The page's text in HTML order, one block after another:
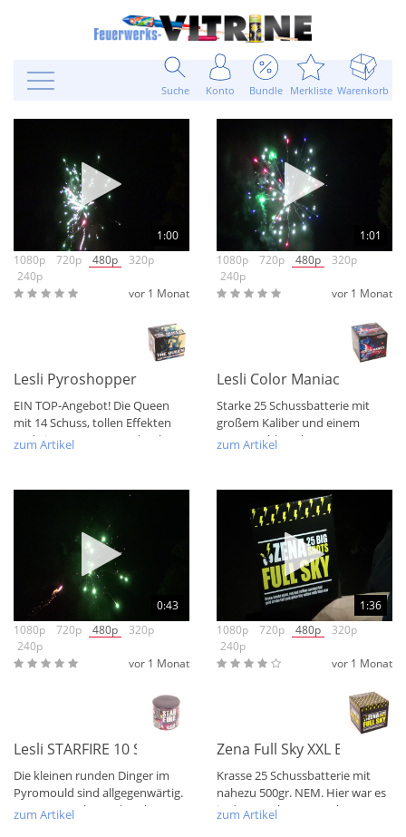
Suche Konto Bundle Merkliste Warenkorb
1:00
1080p
720p 480p
320p
240p
vor 1 Monat
Lesli Pyroshopper The Queen Batterie
EIN TOP-Angebot! Die Queen
mit 14 Schuss, tollen Effekten
und einer NEM von mehr als
zum Artikel
1:01
1080p
720p 480p
320p
240p
vor 1 Monat
Lesli Color Maniacs XXL
Starke 25 Schussbatterie mit
großem Kaliber und einem
Pyromould Baukörper.
zum Artikel
0:43
1080p
720p 480p
320p
240p
vor 1 Monat
Lesli STARFIRE 10 Schussbatterie
Die kleinen runden Dinger im
Pyromould sind allgegenwärtig.
Man muss schon achtgeben,
zum Artikel
1:36
1080p
720p 480p
320p
240p
vor 1 Monat
Zena Full Sky XXL Batterie
Krasse 25 Schussbatterie mit
nahezu 500gr. NEM. Hier war es
in der Angebotsentstehung so,
zum Artikel